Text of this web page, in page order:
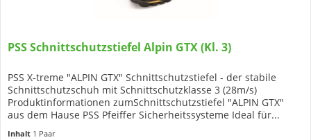
PSS Schnittschutzstiefel Alpin GTX (Kl. 3)
PSS X-treme "ALPIN GTX" Schnittschutzstiefel - der stabile
Schnittschutzschuh mit Schnittschutzklasse 3 (28m/s)
Produktinformationen zumSchnittschutzstiefel "ALPIN GTX"
aus dem Hause PSS Pfeiffer Sicherheitssysteme Ideal für...
Inhalt 1 Paar